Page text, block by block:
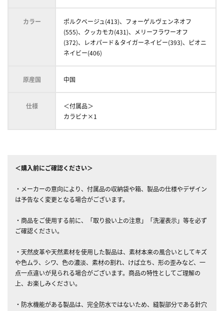
カラー
ポルクベージュ(413)、フォーゲルヴェンネオフ
(555)、クッカモカ(431)、メリーフラワーオフ
(372)、レオパード＆タイガーネイビー(393)、ピオニ
ネイビー(406)
原産国 中国
仕様
＜付属品＞
カラビナ×1
＜購入前にご確認ください＞
・メーカーの意向により、付属品の収納袋や箱、製品の仕様やデザイン
は予告なく変更となる場合がございます。
・商品をご使用する前に、「取り扱い上の注意」「洗濯表示」等を必ず
ご確認ください。
・天然皮革や天然素材を使用した製品は、素材本来の風合いとしてキズ
や色ムラ、シワ、色の濃淡、素材の割れ、けば立ち、形の歪みなど、一
点一点違いが見られる場合がございます。商品の特性としてご理解の
上、お楽しみください。
・防水機能がある製品は、完全防水ではないため、縫製部分である針穴